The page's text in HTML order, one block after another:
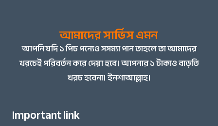
আমাদের সার্ভিস এমন
আপনিযদি ১ পিচ পন্যেও সসম্যা পান তাহলে তা আমাদের
খরচেই পরিবর্তন করে দেয়া হবে। আপনার ১ টাকাও বাড়তি
খরচ হবেনা। ইনশাআল্লাহ।
Important link